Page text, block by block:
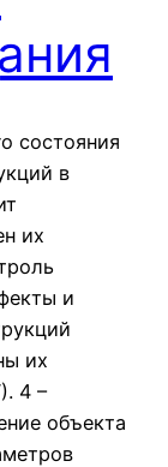
состояния
в
их
и
их
4 –
объекта